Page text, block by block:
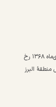
مهم‌ترین زمین‌لرزه روی این قطعهٔ گسله در ساعت ۴:۵۷ بامداد ۳۰ دی‌ماه ۱۳۶۸ رخ
که کل منطقهٔ البرز